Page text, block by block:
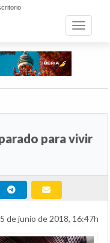
Toggle
para vivir
de junio de 2018, 16:47h